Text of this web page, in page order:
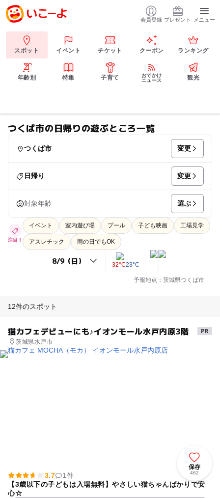
会員登録 プレゼント メニュー
スポット イベント チケット クーポン ランキング
年齢別 特集 子育て
おでかけ
ニュース
観光
つくば市の日帰りの遊ぶところ一覧
つくば市 変更
日帰り 変更
対象年齢 選ぶ
注目！
イベント 室内遊び場 プール 子ども映画 工場見学
アスレチック 雨の日でもOK
32°C23°C
予報地点：茨城県つくば市
12件のスポット
猫カフェデビューにも♪イオンモール水戸内原3階
茨城県水戸市
保存
462
3.7
1件
【3歳以下の子どもは入場無料】やさしい猫ちゃんばかりで安
心☆